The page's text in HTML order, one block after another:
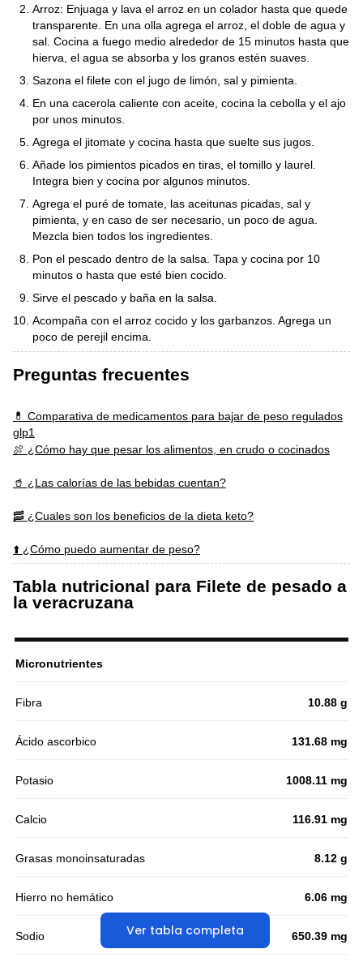
Arroz: Enjuaga y lava el arroz en un colador hasta que quede
transparente. En una olla agrega el arroz, el doble de agua y
sal. Cocina a fuego medio alrededor de 15 minutos hasta que
hierva, el agua se absorba y los granos estén suaves.
Sazona el filete con el jugo de limón, sal y pimienta.
En una cacerola caliente con aceite, cocina la cebolla y el ajo
por unos minutos.
Agrega el jitomate y cocina hasta que suelte sus jugos.
Añade los pimientos picados en tiras, el tomillo y laurel.
Integra bien y cocina por algunos minutos.
Agrega el puré de tomate, las aceitunas picadas, sal y
pimienta, y en caso de ser necesario, un poco de agua.
Mezcla bien todos los ingredientes.
Pon el pescado dentro de la salsa. Tapa y cocina por 10
minutos o hasta que esté bien cocido.
Sirve el pescado y baña en la salsa.
Acompaña con el arroz cocido y los garbanzos. Agrega un
poco de perejil encima.
Preguntas frecuentes
💊 Comparativa de medicamentos para bajar de peso regulados
glp1
🍖 ¿Cómo hay que pesar los alimentos, en crudo o cocinados
🥤 ¿Las calorías de las bebidas cuentan?
🥓 ¿Cuales son los beneficios de la dieta keto?
⬆️ ¿Cómo puedo aumentar de peso?
Tabla nutricional para Filete de pesado a
la veracruzana
Ver tabla completa
Micronutrientes
Fibra 10.88 g
Ácido ascorbico 131.68 mg
Potasio 1008.11 mg
Calcio 116.91 mg
Grasas monoinsaturadas 8.12 g
Hierro no hemático 6.06 mg
Sodio 650.39 mg